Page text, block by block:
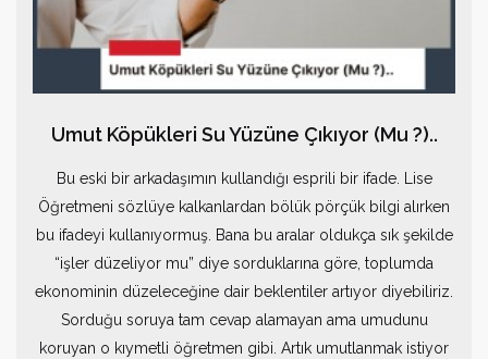
Umut Köpükleri Su Yüzüne Çıkıyor (Mu ?)..
Bu eski bir arkadaşımın kullandığı esprili bir ifade. Lise
Öğretmeni sözlüye kalkanlardan bölük pörçük bilgi alırken
bu ifadeyi kullanıyormuş. Bana bu aralar oldukça sık şekilde
“işler düzeliyor mu” diye sorduklarına göre, toplumda
ekonominin düzeleceğine dair beklentiler artıyor diyebiliriz.
Sorduğu soruya tam cevap alamayan ama umudunu
koruyan o kıymetli öğretmen gibi. Artık umutlanmak istiyor